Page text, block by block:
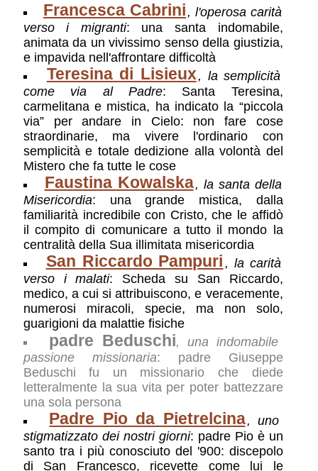
Francesca Cabrini , l'operosa carità
verso i migranti: una santa indomabile,
animata da un vivissimo senso della giustizia,
e impavida nell'affrontare difficoltà
Teresina di Lisieux, la semplicità
come via al Padre: Santa Teresina,
carmelitana e mistica, ha indicato la “piccola
via” per andare in Cielo: non fare cose
straordinarie, ma vivere l'ordinario con
semplicità e totale dedizione alla volontà del
Mistero che fa tutte le cose
Faustina Kowalska, la santa della
Misericordia: una grande mistica, dalla
familiarità incredibile con Cristo, che le affidò
il compito di comunicare a tutto il mondo la
centralità della Sua illimitata misericordia
San Riccardo Pampuri , la carità
verso i malati: Scheda su San Riccardo,
medico, a cui si attribuiscono, e veracemente,
numerosi miracoli, specie, ma non solo,
guarigioni da malattie fisiche
padre Beduschi, una indomabile
passione missionaria: padre Giuseppe
Beduschi fu un missionario che diede
letteralmente la sua vita per poter battezzare
una sola persona
Padre Pio da Pietrelcina, uno
stigmatizzato dei nostri giorni: padre Pio è un
santo tra i più conosciuto del '900: discepolo
di San Francesco, ricevette come lui le